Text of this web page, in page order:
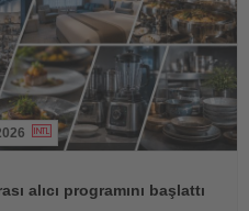
alıcı programını başlattı